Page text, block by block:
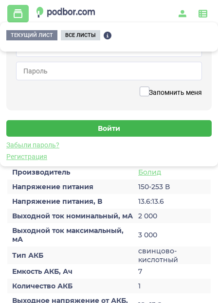
Запомнить меня
Забыли пароль?
Регистрация
ТЕКУЩИЙ ЛИСТ ВСЕ ЛИСТЫ
Главная / Системы питания и энергетики / Источники бесперебойного питания
РИП-12 исп.02
Источник бесперебойного питания
Характеристики
Производитель
Болид
Напряжение питания
150-253 В
Напряжение питания, В
13.6:13.6
Выходной ток номинальный, мА
2 000
Выходной ток максимальный,
мА
3 000
Тип АКБ
свинцово-
кислотный
Емкость АКБ, Ач
7
Количество АКБ
1
Выходное напряжение от АКБ,